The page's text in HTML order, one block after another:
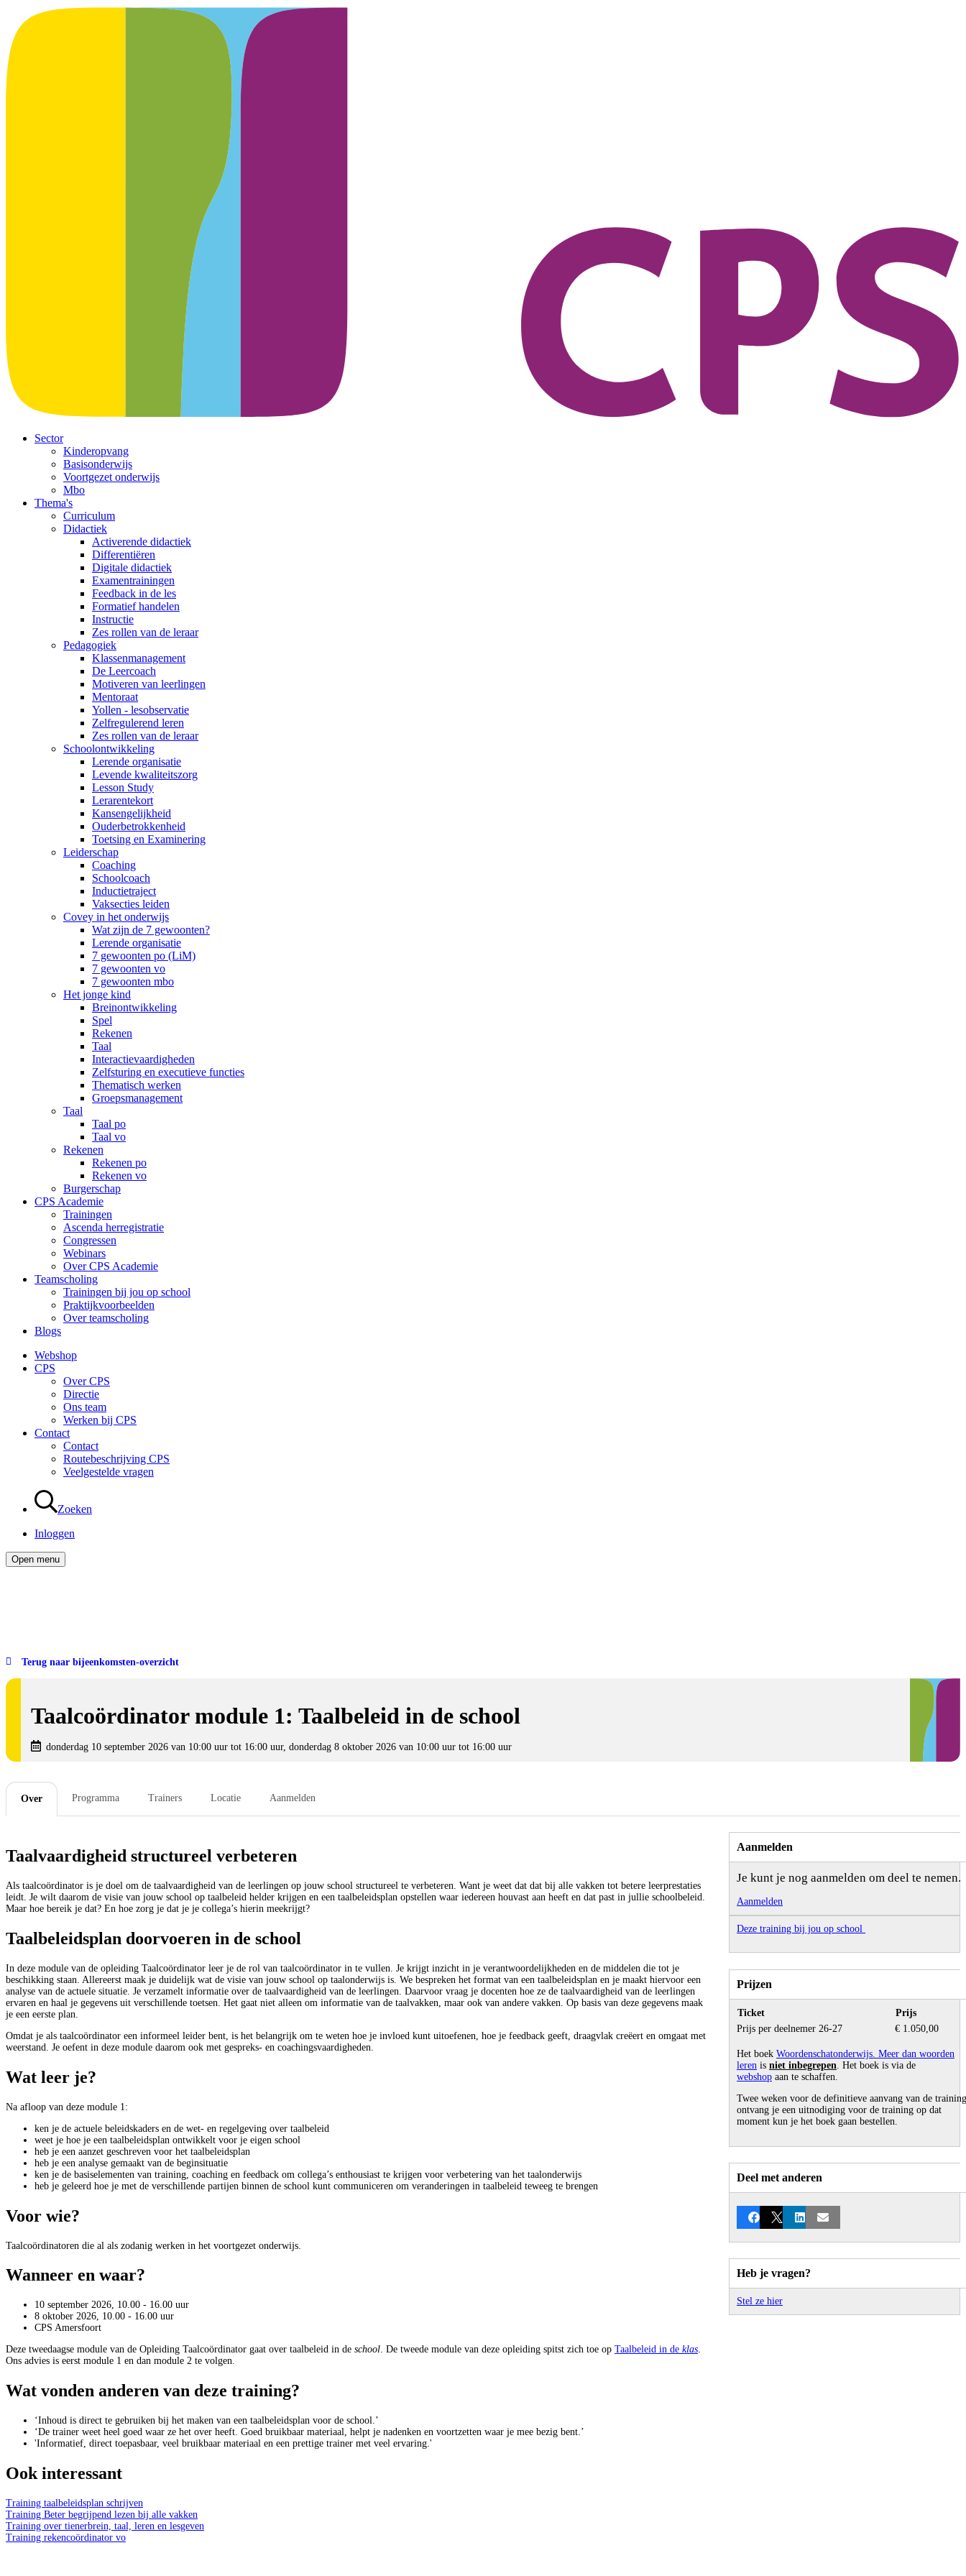
Sector
Kinderopvang
Basisonderwijs
Voortgezet onderwijs
Mbo
Thema's
Curriculum
Didactiek
Activerende didactiek
Differentiëren
Digitale didactiek
Examentrainingen
Feedback in de les
Formatief handelen
Instructie
Zes rollen van de leraar
Pedagogiek
Klassenmanagement
De Leercoach
Motiveren van leerlingen
Mentoraat
Yollen - lesobservatie
Zelfregulerend leren
Zes rollen van de leraar
Schoolontwikkeling
Lerende organisatie
Levende kwaliteitszorg
Lesson Study
Lerarentekort
Kansengelijkheid
Ouderbetrokkenheid
Toetsing en Examinering
Leiderschap
Coaching
Schoolcoach
Inductietraject
Vaksecties leiden
Covey in het onderwijs
Wat zijn de 7 gewoonten?
Lerende organisatie
7 gewoonten po (LiM)
7 gewoonten vo
7 gewoonten mbo
Het jonge kind
Breinontwikkeling
Spel
Rekenen
Taal
Interactievaardigheden
Zelfsturing en executieve functies
Thematisch werken
Groepsmanagement
Taal
Taal po
Taal vo
Rekenen
Rekenen po
Rekenen vo
Burgerschap
CPS Academie
Trainingen
Ascenda herregistratie
Congressen
Webinars
Over CPS Academie
Teamscholing
Trainingen bij jou op school
Praktijkvoorbeelden
Over teamscholing
Blogs
Webshop
CPS
Over CPS
Directie
Ons team
Werken bij CPS
Contact
Contact
Routebeschrijving CPS
Veelgestelde vragen
Zoeken
Inloggen
Open menu
Terug naar bijeenkomsten-overzicht
Taalcoördinator module 1: Taalbeleid in de school
donderdag 10 september 2026 van 10:00 uur tot 16:00 uur, donderdag 8 oktober 2026 van 10:00 uur tot 16:00 uur
Over Programma Trainers Locatie Aanmelden
Taalvaardigheid structureel verbeteren
Als taalcoördinator is je doel om de taalvaardigheid van de leerlingen op jouw school structureel te verbeteren. Want je weet dat dat bij alle vakken tot betere leerprestaties
leidt. Je wilt daarom de visie van jouw school op taalbeleid helder krijgen en een taalbeleidsplan opstellen waar iedereen houvast aan heeft en dat past in jullie schoolbeleid.
Maar hoe bereik je dat? En hoe zorg je dat je je collega’s hierin meekrijgt?
Taalbeleidsplan doorvoeren in de school
In deze module van de opleiding Taalcoördinator leer je de rol van taalcoördinator in te vullen. Je krijgt inzicht in je verantwoordelijkheden en de middelen die tot je
beschikking staan. Allereerst maak je duidelijk wat de visie van jouw school op taalonderwijs is. We bespreken het format van een taalbeleidsplan en je maakt hiervoor een
analyse van de actuele situatie. Je verzamelt informatie over de taalvaardigheid van de leerlingen. Daarvoor vraag je docenten hoe ze de taalvaardigheid van de leerlingen
ervaren en haal je gegevens uit verschillende toetsen. Het gaat niet alleen om informatie van de taalvakken, maar ook van andere vakken. Op basis van deze gegevens maak
je een eerste plan.
Omdat je als taalcoördinator een informeel leider bent, is het belangrijk om te weten hoe je invloed kunt uitoefenen, hoe je feedback geeft, draagvlak creëert en omgaat met
weerstand. Je oefent in deze module daarom ook met gespreks- en coachingsvaardigheden.
Wat leer je?
Na afloop van deze module 1:
ken je de actuele beleidskaders en de wet- en regelgeving over taalbeleid
weet je hoe je een taalbeleidsplan ontwikkelt voor je eigen school
heb je een aanzet geschreven voor het taalbeleidsplan
heb je een analyse gemaakt van de beginsituatie
ken je de basiselementen van training, coaching en feedback om collega’s enthousiast te krijgen voor verbetering van het taalonderwijs
heb je geleerd hoe je met de verschillende partijen binnen de school kunt communiceren om veranderingen in taalbeleid teweeg te brengen
Voor wie?
Taalcoördinatoren die al als zodanig werken in het voortgezet onderwijs.
Wanneer en waar?
10 september 2026, 10.00 - 16.00 uur
8 oktober 2026, 10.00 - 16.00 uur
CPS Amersfoort
Deze tweedaagse module van de Opleiding Taalcoördinator gaat over taalbeleid in de school. De tweede module van deze opleiding spitst zich toe op Taalbeleid in de klas.
Ons advies is eerst module 1 en dan module 2 te volgen.
Wat vonden anderen van deze training?
‘Inhoud is direct te gebruiken bij het maken van een taalbeleidsplan voor de school.’
‘De trainer weet heel goed waar ze het over heeft. Goed bruikbaar materiaal, helpt je nadenken en voortzetten waar je mee bezig bent.’
'Informatief, direct toepasbaar, veel bruikbaar materiaal en een prettige trainer met veel ervaring.'
Ook interessant
Training taalbeleidsplan schrijven
Training Beter begrijpend lezen bij alle vakken
Training over tienerbrein, taal, leren en lesgeven
Training rekencoördinator vo
Aanmelden
Je kunt je nog aanmelden om deel te nemen.
Aanmelden
Deze training bij jou op school
Prijzen
Ticket
Prijs
Prijs per deelnemer 26-27
€ 1.050,00
Het boek Woordenschatonderwijs. Meer dan woorden
leren is niet inbegrepen . Het boek is via de
webshop aan te schaffen.
Twee weken voor de definitieve aanvang van de training
ontvang je een uitnodiging voor de training op dat
moment kun je het boek gaan bestellen.
Deel met anderen
Facebook
X LinkedInE-mail
Heb je vragen?
Stel ze hier